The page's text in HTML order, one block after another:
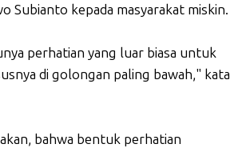
Subianto kepada masyarakat miskin.
perhatian yang luar biasa untuk
di golongan paling bawah," kata
bahwa bentuk perhatian